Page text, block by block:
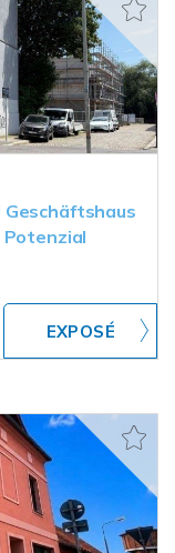
Geschäftshaus
Potenzial